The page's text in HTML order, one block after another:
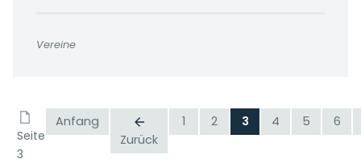
Vereine
Seite
3
Anfang
Zurück
1 2 3 4 5 6